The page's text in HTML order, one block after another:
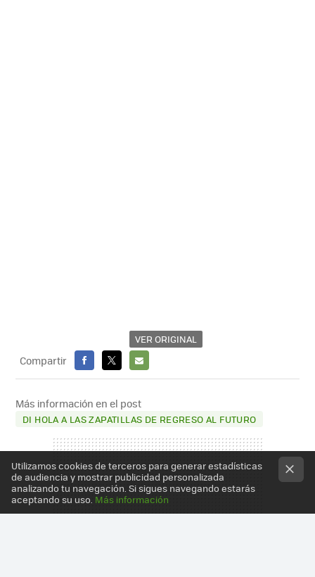
VER ORIGINAL
Compartir
FACEBOOK
X
E-
MAIL
Más información en el post
DI HOLA A LAS ZAPATILLAS DE REGRESO AL FUTURO
Utilizamos cookies de terceros para generar estadísticas
de audiencia y mostrar publicidad personalizada
analizando tu navegación. Si sigues navegando estarás
aceptando su uso. Más información